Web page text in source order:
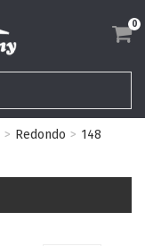
0
Redondo
148